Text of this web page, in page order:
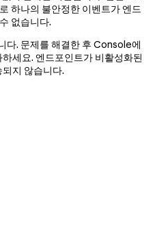
하나의 불안정한 이벤트가 엔드
없습니다.
다. 문제를 해결한 후 Console에
세요. 엔드포인트가 비활성화된
지 않습니다.